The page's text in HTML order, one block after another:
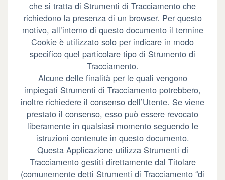
che si tratta di Strumenti di Tracciamento che
richiedono la presenza di un browser. Per questo
motivo, all’interno di questo documento il termine
Cookie è utilizzato solo per indicare in modo
specifico quel particolare tipo di Strumento di
Tracciamento.
Alcune delle finalità per le quali vengono
impiegati Strumenti di Tracciamento potrebbero,
inoltre richiedere il consenso dell’Utente. Se viene
prestato il consenso, esso può essere revocato
liberamente in qualsiasi momento seguendo le
istruzioni contenute in questo documento.
Questa Applicazione utilizza Strumenti di
Tracciamento gestiti direttamente dal Titolare
(comunemente detti Strumenti di Tracciamento “di